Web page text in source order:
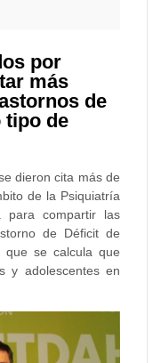
por
más
de
tipo de
dieron cita más de
de la Psiquiatría
para compartir las
de Déficit de
que se calcula que
y adolescentes en